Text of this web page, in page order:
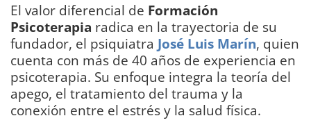
El valor diferencial de Formación
Psicoterapia radica en la trayectoria de su
fundador, el psiquiatra José Luis Marín, quien
cuenta con más de 40 años de experiencia en
psicoterapia. Su enfoque integra la teoría del
apego, el tratamiento del trauma y la
conexión entre el estrés y la salud física.